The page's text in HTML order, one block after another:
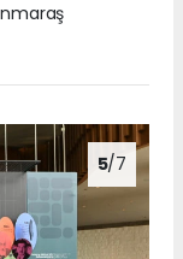
5/7